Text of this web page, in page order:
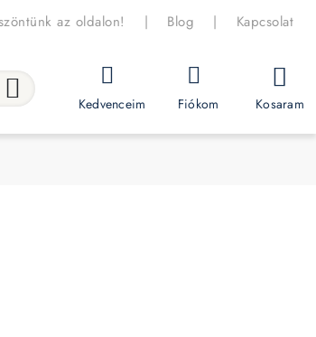
az oldalon! | Blog | Kapcsolat
Kedvenceim Fiókom Kosaram